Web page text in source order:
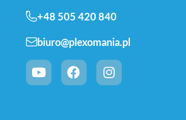
+48 505 420 840
biuro@plexomania.pl